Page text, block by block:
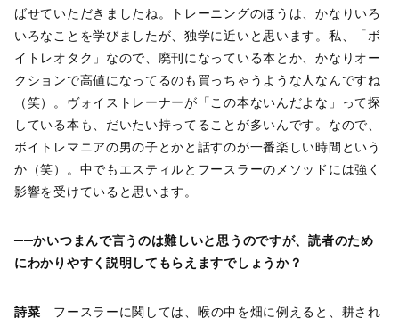
ばせていただきましたね。トレーニングのほうは、かなりいろ
いろなことを学びましたが、独学に近いと思います。私、「ボ
イトレオタク」なので、廃刊になっている本とか、かなりオー
クションで高値になってるのも買っちゃうような人なんですね
（笑）。ヴォイストレーナーが「この本ないんだよな」って探
している本も、だいたい持ってることが多いんです。なので、
ボイトレマニアの男の子とかと話すのが一番楽しい時間という
か（笑）。中でもエスティルとフースラーのメソッドには強く
影響を受けていると思います。
──かいつまんで言うのは難しいと思うのですが、読者のため
にわかりやすく説明してもらえますでしょうか？
詩菜 フースラーに関しては、喉の中を畑に例えると、耕され